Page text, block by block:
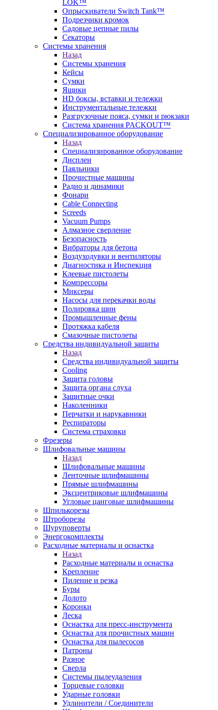
LOK™
Опрыскиватели Switch Tank™
Подрезчики кромок
Садовые цепные пилы
Секаторы
Системы хранения
Назад
Системы хранения
Кейсы
Сумки
Ящики
HD боксы, вставки и тележки
Инструментальные тележки
Разгрузочные пояса, сумки и рюкзаки
Система хранения PACKOUT™
Специализированное оборудование
Назад
Специализированное оборудование
Дисплеи
Паяльники
Прочистные машины
Радио и динамики
Фонари
Cable Connecting
Screeds
Vacuum Pumps
Алмазное сверление
Безопасность
Вибраторы для бетона
Воздуходувки и вентиляторы
Диагностика и Инспекция
Клеевые пистолеты
Компрессоры
Миксеры
Насосы для перекачки воды
Полировка шин
Промышленные фены
Протяжка кабеля
Смазочные пистолеты
Средства индивидуальной защиты
Назад
Средства индивидуальной защиты
Cooling
Защита головы
Защита органа слуха
Защитные очки
Наколенники
Перчатки и нарукавники
Респираторы
Система страховки
Фрезеры
Шлифовальные машины
Назад
Шлифовальные машины
Ленточные шлифмашины
Прямые шлифмашины
Эксцентриковые шлифмашины
Угловые цанговые шлифмашины
Шпилькорезы
Штроборезы
Шуруповерты
Энергокомплекты
Расходные материалы и оснастка
Назад
Расходные материалы и оснастка
Крепление
Пиление и резка
Буры
Долото
Коронки
Леска
Оснастка для пресс-инструмента
Оснастка для прочистных машин
Оснастка для пылесосов
Патроны
Разное
Сверла
Системы пылеудаления
Торцевые головки
Ударные головки
Удлинители / Соединители